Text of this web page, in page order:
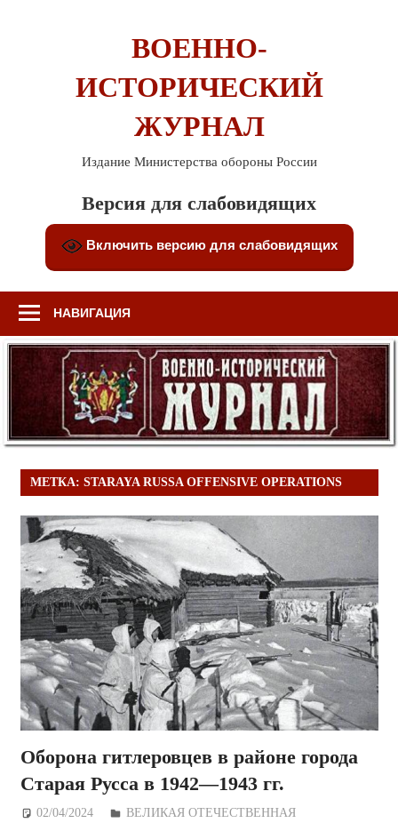
ВОЕННО-
ИСТОРИЧЕСКИЙ
ЖУРНАЛ
Издание Министерства обороны России
Версия для слабовидящих
Включить версию для слабовидящих
НАВИГАЦИЯ
МЕТКА: STARAYA RUSSA OFFENSIVE OPERATIONS
Оборона гитлеровцев в районе города
Старая Русса в 1942—1943 гг.
02/04/2024 Дежурный по Редакции
ВЕЛИКАЯ ОТЕЧЕСТВЕННАЯ